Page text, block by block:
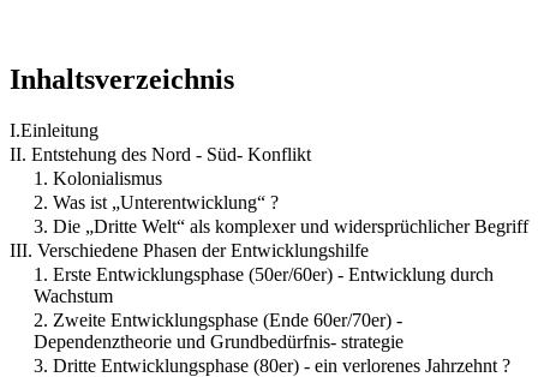
Inhaltsverzeichnis
I.Einleitung
II. Entstehung des Nord - Süd- Konflikt
1. Kolonialismus
2. Was ist „Unterentwicklung“ ?
3. Die „Dritte Welt“ als komplexer und widersprüchlicher Begriff
III. Verschiedene Phasen der Entwicklungshilfe
1. Erste Entwicklungsphase (50er/60er) - Entwicklung durch
Wachstum
2. Zweite Entwicklungsphase (Ende 60er/70er) -
Dependenztheorie und Grundbedürfnis- strategie
3. Dritte Entwicklungsphase (80er) - ein verlorenes Jahrzehnt ?